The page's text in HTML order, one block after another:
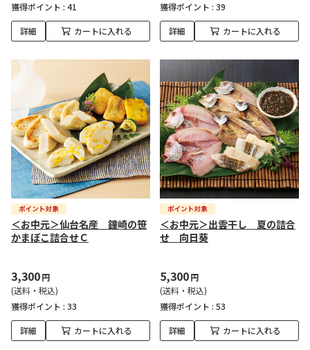
獲得ポイント : 41
詳細 カートに入れる
獲得ポイント : 39
詳細 カートに入れる
＜お中元＞仙台名産 鐘崎の笹
かまぼこ詰合せＣ
3,300円
(送料・税込)
獲得ポイント : 33
詳細 カートに入れる
＜お中元＞出雲干し 夏の詰合
せ 向日葵
5,300円
(送料・税込)
獲得ポイント : 53
詳細 カートに入れる